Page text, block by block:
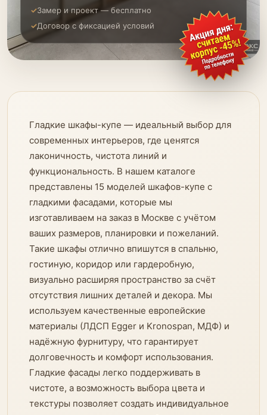
Замер и проект — бесплатно
Договор с фиксацией условий
Гладкие шкафы-купе — идеальный выбор для
современных интерьеров, где ценятся
лаконичность, чистота линий и
функциональность. В нашем каталоге
представлены 15 моделей шкафов-купе с
гладкими фасадами, которые мы
изготавливаем на заказ в Москве с учётом
ваших размеров, планировки и пожеланий.
Такие шкафы отлично впишутся в спальню,
гостиную, коридор или гардеробную,
визуально расширяя пространство за счёт
отсутствия лишних деталей и декора. Мы
используем качественные европейские
материалы (ЛДСП Egger и Kronospan, МДФ) и
надёжную фурнитуру, что гарантирует
долговечность и комфорт использования.
Гладкие фасады легко поддерживать в
чистоте, а возможность выбора цвета и
текстуры позволяет создать индивидуальное